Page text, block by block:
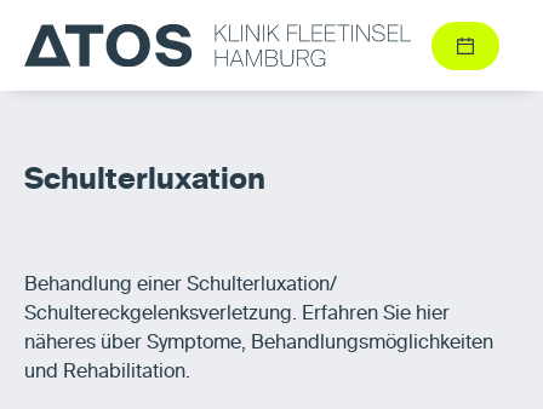
Schulterluxation
Behandlung einer Schulterluxation/
Schultereckgelenksverletzung. Erfahren Sie hier
näheres über Symptome, Behandlungsmöglichkeiten
und Rehabilitation.